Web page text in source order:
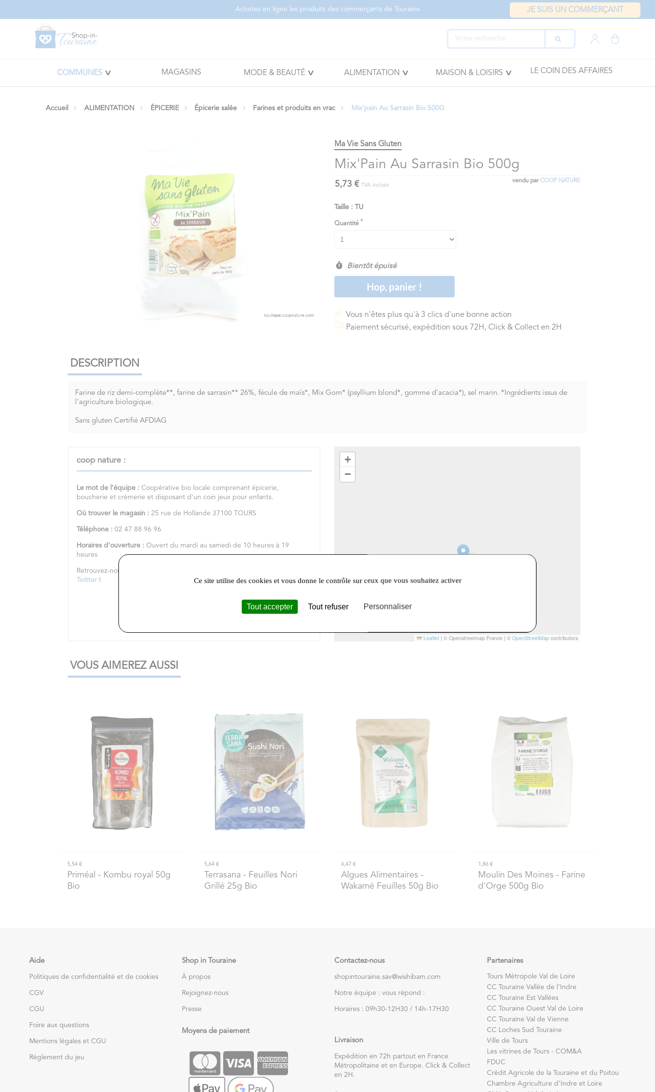
Achetez en ligne les produits des commerçants de Touraine JE SUIS UN COMMERÇANT
COMMUNES MAGASINS MODE & BEAUTÉ ALIMENTATION MAISON & LOISIRS LE COIN DES AFFAIRES
Accueil ALIMENTATION ÉPICERIE Épicerie salée Farines et produits en vrac Mix'pain Au Sarrasin Bio 500G
Ma Vie Sans Gluten
Mix'Pain Au Sarrasin Bio 500g
vendu parCOOP NATURE
5,73 € TVA incluse
Taille : TU
Quantité
Bientôt épuisé
Hop, panier !
Vous n'êtes plus qu'à 3 clics d'une bonne action
Paiement sécurisé, expédition sous 72H, Click & Collect en 2H
DESCRIPTION
Farine de riz demi-complète**, farine de sarrasin** 26%, fécule de maïs*, Mix Gom* (psyllium blond*, gomme d'acacia*), sel marin. *Ingrédients issus de
l'agriculture biologique.
Sans gluten Certifié AFDIAG
coop nature :
Le mot de l’équipe :Coopérative bio locale comprenant épicerie,
boucherie et crèmerie et disposant d'un coin jeux pour enfants.
Où trouver le magasin :25 rue de Hollande 37100 TOURS
Téléphone :02 47 88 96 96
Horaires d'ouverture :Ouvert du mardi au samedi de 10 heures à 19
heures
Retrouvez-nous sur notre
Twitter !
+
−
Leaflet | © Openstreetmap France | © OpenStreetMapcontributors
VOUS AIMEREZ AUSSI
5,54 €
Priméal - Kombu royal 50g
Bio
5,64 €
Terrasana - Feuilles Nori
Grillé 25g Bio
6,47 €
Algues Alimentaires -
Wakamé Feuilles 50g Bio
1,86 €
Moulin Des Moines - Farine
d'Orge 500g Bio
Aide
Politiques de confidentialité et de cookies
CGV
CGU
Foire aux questions
Mentions légales et CGU
Règlement du jeu
Shop in Touraine
À propos
Rejoignez-nous
Presse
Moyens de paiement
Contactez-nous
shopintouraine.sav@wishibam.com
Notre équipe : vous répond :
Horaires : 09h30-12H30 / 14h-17H30
Livraison
Expédition en 72h partout en France
Métropolitaine et en Europe. Click & Collect
en 2H.
Partenaires
Tours Métropole Val de Loire
CC Touraine Vallée de l’Indre
CC Touraine Est Vallées
CC Touraine Ouest Val de Loire
CC Touraine Val de Vienne
CC Loches Sud Touraine
Ville de Tours
Les vitrines de Tours - COM&A
FDUC
Crédit Agricole de la Touraine et du Poitou
Chambre Agriculture d’Indre et Loire
Ce site utilise des cookies et vous donne le contrôle sur ceux que vous souhaitez activer
Tout accepter Tout refuser Personnaliser